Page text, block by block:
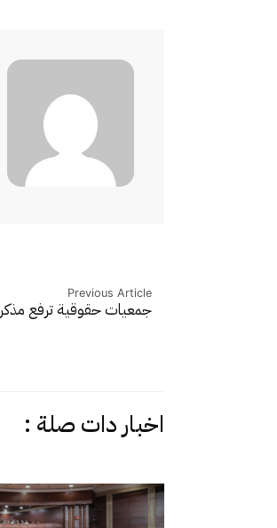
Previous Article
جمعيات حقوقية ترفع
اخبار دات صلة :